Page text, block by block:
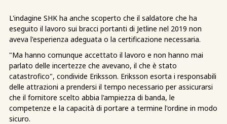
L'indagine SHK ha anche scoperto che il saldatore che ha
eseguito il lavoro sui bracci portanti di Jetline nel 2019 non
aveva l'esperienza adeguata o la certificazione necessaria.
"Ma hanno comunque accettato il lavoro e non hanno mai
parlato delle incertezze che avevano, il che è stato
catastrofico", condivide Eriksson. Eriksson esorta i responsabili
delle attrazioni a prendersi il tempo necessario per assicurarsi
che il fornitore scelto abbia l'ampiezza di banda, le
competenze e la capacità di portare a termine l'ordine in modo
sicuro.